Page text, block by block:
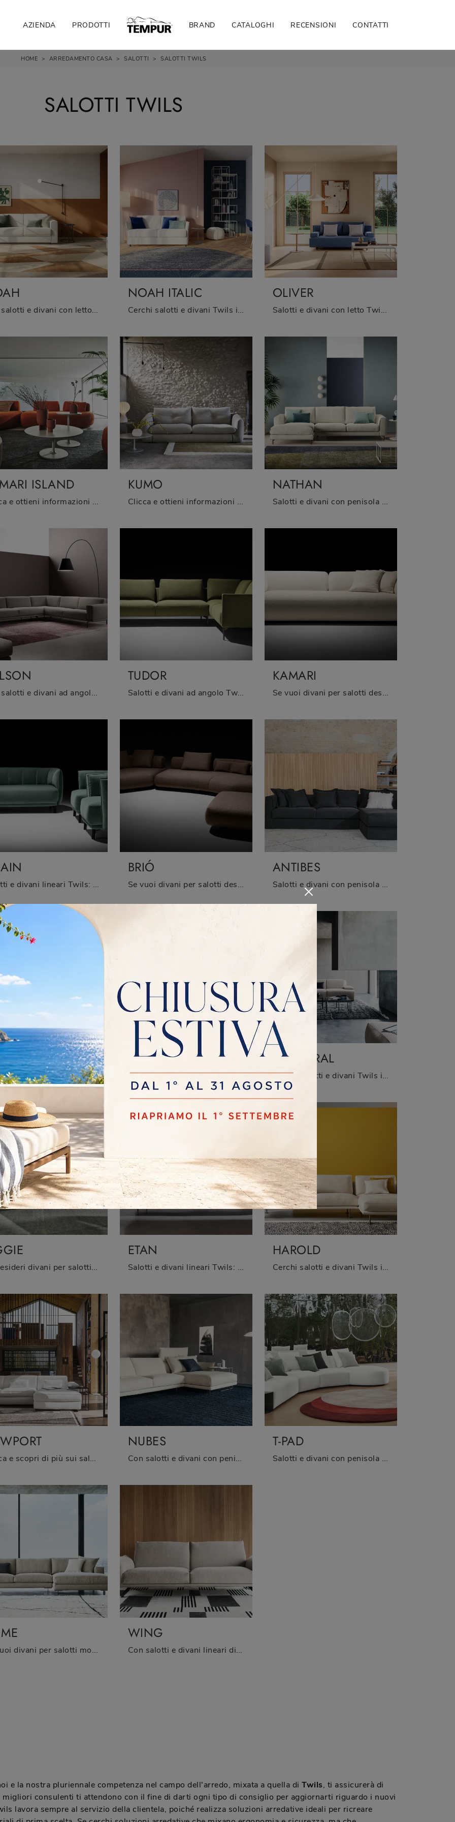
AZIENDA PRODOTTI BRAND CATALOGHI RECENSIONI CONTATTI
HOME > ARREDAMENTO CASA > SALOTTI > SALOTTI TWILS
SALOTTI TWILS
Con salotti e divani con letto di Twils come il modello Noah in tessuto, potrai completare il tuo concept d'arredo.
NOAH ITALIC
Cerchi salotti e divani Twils in tessuto? Clicca e scopri di più sul modello Noah Italic per spazi moderni.
OLIVER
Salotti e divani con letto Twils: ti offriamo il modello Oliver in tessuto per valorizzare il living.
ISLAND
Clicca e ottieni informazioni sui salotti design di Twils! Diversi modelli di divani, come Kamari island, ti aspettano.
KUMO
Clicca e ottieni informazioni sui salotti design di Twils! Vari modelli di divani, come Kumo, ti aspettano.
NATHAN
Salotti e divani con penisola Twils: ecco a te il modello Nathan in tessuto per completare il living.
Con salotti e divani ad angolo di Twils come il modello Wilson in tessuto, potrai completare il tuo progetto d'arredo.
TUDOR
Salotti e divani ad angolo Twils: ti presentiamo il modello Tudor in tessuto per completare il soggiorno.
KAMARI
Se vuoi divani per salotti design, clicca e leggi di più sul modello Kamari in tessuto dell'azienda Twils.
Salotti e divani lineari Twils: ecco a te il modello Chain in tessuto per impreziosire il living.
BRIÓ
Se vuoi divani per salotti design, clicca e leggi di più sul modello Brió in tessuto dell'azienda Twils.
ANTIBES
Salotti e divani con penisola Twils: ecco a te il modello Antibes in tessuto per completare il living.
Cerchi salotti e divani Twils in tessuto? Clicca e scopri di più sul modello Ascot per spazi design.
AVENUE
Clicca e ottieni informazioni sui salotti design di Twils! Diversi modelli di divani, come Avenue, ti aspettano.
BALMORAL
Cerchi salotti e divani Twils in tessuto? Clicca e scopri di più sul modello Balmoral per spazi design.
Se desideri divani per salotti design, clicca e leggi di più sul modello Biggie in tessuto dell'azienda Twils.
ETAN
Salotti e divani lineari Twils: ti presentiamo il modello Etan in tessuto per arricchire il soggiorno.
HAROLD
Cerchi salotti e divani Twils in tessuto? Clicca e ottieni informazioni sul modello Harold per spazi moderni.
Clicca e scopri di più sui salotti moderni di Twils! Diversi modelli di divani, come Newport, ti attendono.
NUBES
Con salotti e divani con penisola di Twils come il modello Nubes in tessuto, potrai ultimare il tuo concept d'arredo.
T-PAD
Salotti e divani con penisola Twils: ti presentiamo il modello T-Pad in tessuto per valorizzare il living.
Se vuoi divani per salotti moderni, clicca e leggi di più sul modello T-Time in tessuto del brand Twils.
WING
Con salotti e divani lineari di Twils come il modello Wing in tessuto, potrai ultimare il tuo concept d'arredo.
e la nostra pluriennale competenza nel campo dell'arredo, mixata a quella di Twils, ti assicurerà di
consulenti ti attendono con il fine di darti ogni tipo di consiglio per aggiornarti riguardo i nuovi
lavora sempre al servizio della clientela, poiché realizza soluzioni arredative ideali per ricreare